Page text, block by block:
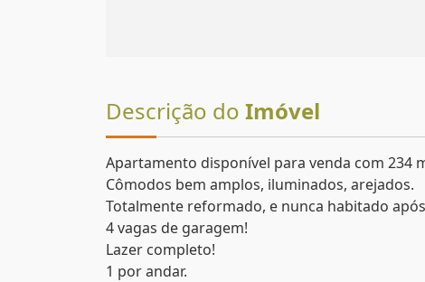
Descrição do Imóvel
Apartamento disponível para venda com 234
Cômodos bem amplos, iluminados, arejados.
Totalmente reformado, e nunca habitado
4 vagas de garagem!
Lazer completo!
1 por andar.